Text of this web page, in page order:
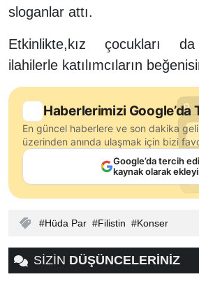
sloganlar attı.
Etkinlikte,kız çocukları
ilahilerle katılımcıların
Haberlerimizi Google’da
En güncel haberlere ve son dakika
üzerinden anında ulaşmak için bizi
Google’da tercih
kaynak olarak
Hüda Par Filistin Konser
SİZİN DÜŞÜNCELERİNİZ